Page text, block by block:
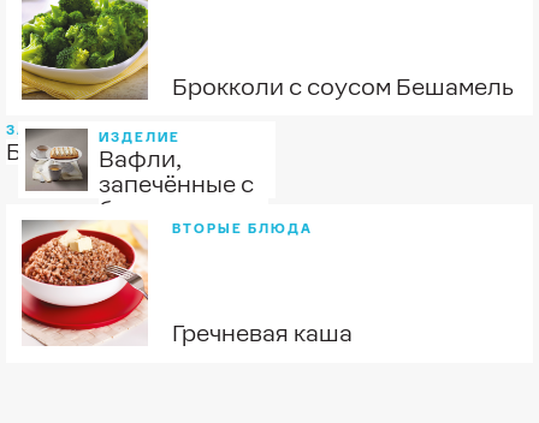
Брокколи с соусом Бешамель
ЗАКУСКИ
Буженина
ИЗДЕЛИЕ
Вафли,
запечённые с
безе
ВТОРЫЕ БЛЮДА
Гречневая каша